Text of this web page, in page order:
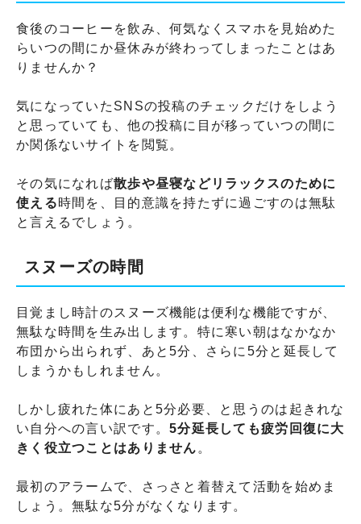
食後のコーヒーを飲み、何気なくスマホを見始めた
らいつの間にか昼休みが終わってしまったことはあ
りませんか？
気になっていたSNSの投稿のチェックだけをしよう
と思っていても、他の投稿に目が移っていつの間に
か関係ないサイトを閲覧。
その気になれば散歩や昼寝などリラックスのために
使える時間を、目的意識を持たずに過ごすのは無駄
と言えるでしょう。
スヌーズの時間
目覚まし時計のスヌーズ機能は便利な機能ですが、
無駄な時間を生み出します。特に寒い朝はなかなか
布団から出られず、あと5分、さらに5分と延長して
しまうかもしれません。
しかし疲れた体にあと5分必要、と思うのは起きれな
い自分への言い訳です。5分延長しても疲労回復に大
きく役立つことはありません 。
最初のアラームで、さっさと着替えて活動を始めま
しょう。無駄な5分がなくなります。